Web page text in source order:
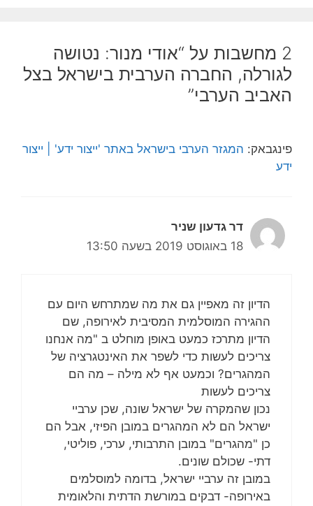
2 מחשבות על “אודי מנור: נטושה
לגורלה, החברה הערבית בישראל בצל
האביב הערבי”
פינגבאק: המגזר הערבי בישראל באתר 'ייצור ידע' | ייצור
ידע
דר גדעון שניר
18 באוגוסט 2019 בשעה 13:50
הדיון זה מאפיין גם את מה שמתרחש היום עם
ההגירה המוסלמית המסיבית לאירופה, שם
הדיון מתרכז כמעט באופן מוחלט ב "מה אנחנו
צריכים לעשות כדי לשפר את האינטגרציה של
המהגרים? וכמעט אף לא מילה – מה הם
צריכים לעשות
נכון שהמקרה של ישראל שונה, שכן ערביי
ישראל הם לא המהגרים במובן הפיזי, אבל הם
כן "מהגרים" במובן התרבותי, ערכי, פוליטי,
דתי- שכולם שונים.
במובן זה ערביי ישראל, בדומה למוסלמים
באירופה- דבקים במורשת הדתית והלאומית